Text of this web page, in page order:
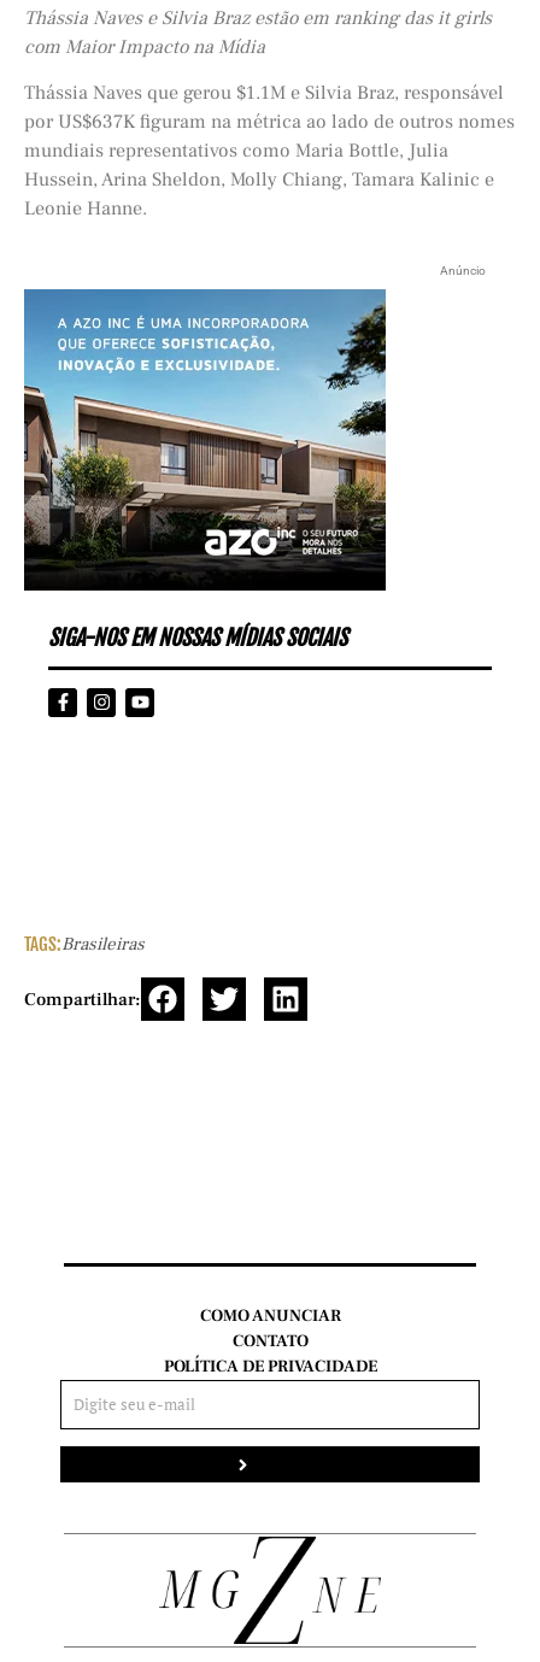
Thássia Naves e Silvia Braz estão em ranking das it girls
com Maior Impacto na Mídia
Thássia Naves que gerou $1.1M e Silvia Braz, responsável
por US$637K figuram na métrica ao lado de outros nomes
mundiais representativos como Maria Bottle, Julia
Hussein, Arina Sheldon, Molly Chiang, Tamara Kalinic e
Leonie Hanne.
Anúncio
SIGA-NOS EM NOSSAS MÍDIAS SOCIAIS
TAGS:Brasileiras
Compartilhar:
COMO ANUNCIAR
CONTATO
POLÍTICA DE PRIVACIDADE